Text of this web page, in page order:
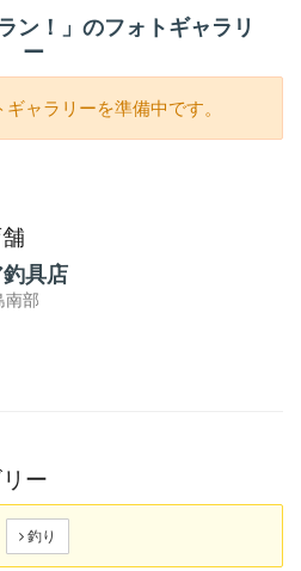
ン！」のフォトギャラリ
ー
ャラリーを準備中です。
具店
南部
ー
釣り